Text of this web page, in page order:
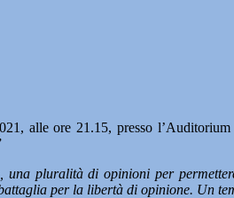
alle ore 21.15, presso
pluralità di opinioni per
per la libertà di opinione. Un